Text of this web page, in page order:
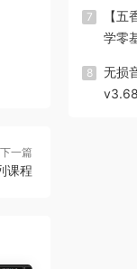
下一篇
课程
7
【
学零
8
无损